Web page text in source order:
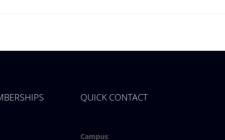
QUICK CONTACT
Campus: